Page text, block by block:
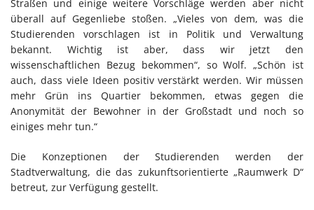
Straßen und einige weitere Vorschläge werden aber nicht
überall auf Gegenliebe stoßen. „Vieles von dem, was die
Studierenden vorschlagen ist in Politik und Verwaltung
bekannt. Wichtig ist aber, dass wir jetzt den
wissenschaftlichen Bezug bekommen“, so Wolf. „Schön ist
auch, dass viele Ideen positiv verstärkt werden. Wir müssen
mehr Grün ins Quartier bekommen, etwas gegen die
Anonymität der Bewohner in der Großstadt und noch so
einiges mehr tun.“
Die Konzeptionen der Studierenden werden der
Stadtverwaltung, die das zukunftsorientierte „Raumwerk D“
betreut, zur Verfügung gestellt.